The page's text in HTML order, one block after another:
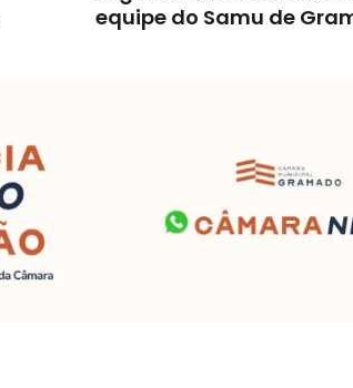
equipe do Samu de